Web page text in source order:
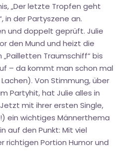
„Der letzte Tropfen geht
in der Partyszene an.
und doppelt geprüft. Julie
den Mund und heizt die
Traumschiff“ bis
– da kommt man schon mal
Von Stimmung, über
Partyhit, hat Julie alles in
mit ihrer ersten Single,
ein wichtiges Männerthema
auf den Punkt: Mit viel
richtigen Portion Humor und